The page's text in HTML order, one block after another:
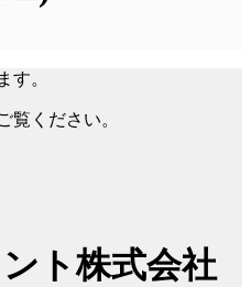
す。
覧ください。
ト株式会社